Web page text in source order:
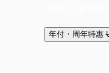
年付・周年特惠